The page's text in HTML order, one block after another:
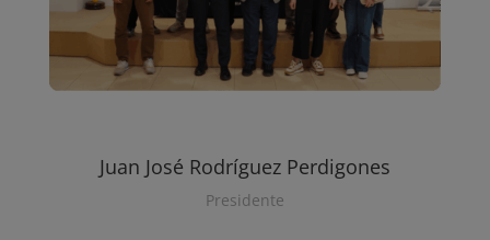
Juan José Rodríguez Perdigones
Presidente